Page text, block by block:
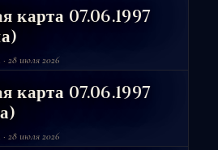
карта 07.06.1997
28 июля 2026
карта 07.06.1997
28 июля 2026